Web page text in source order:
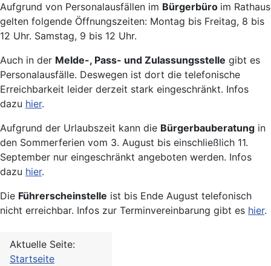
Aufgrund von Personalausfällen im Bürgerbüro im Rathaus
gelten folgende Öffnungszeiten: Montag bis Freitag, 8 bis
12 Uhr. Samstag, 9 bis 12 Uhr.
Auch in der Melde-, Pass- und Zulassungsstelle gibt es
Personalausfälle. Deswegen ist dort die telefonische
Erreichbarkeit leider derzeit stark eingeschränkt. Infos
dazu hier.
Aufgrund der Urlaubszeit kann die Bürgerbauberatung in
den Sommerferien vom 3. August bis einschließlich 11.
September nur eingeschränkt angeboten werden. Infos
dazu hier.
Die Führerscheinstelle ist bis Ende August telefonisch
nicht erreichbar. Infos zur Terminvereinbarung gibt es hier.
Aktuelle Seite:
Startseite